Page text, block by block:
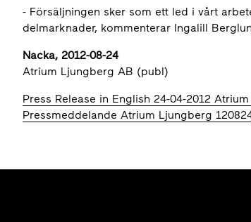
- Försäljningen sker som ett led i vårt
delmarknader, kommenterar Ingalill
Nacka, 2012-08-24
Atrium Ljungberg AB (publ)
Press Release in English 24-04-2012
Pressmeddelande Atrium Ljungberg